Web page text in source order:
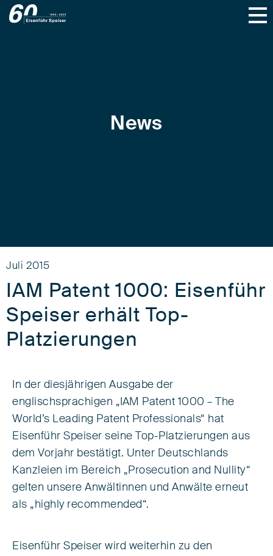
News
Juli 2015
IAM Patent 1000: Eisenführ
Speiser erhält Top-
Platzierungen
In der diesjährigen Ausgabe der
englischsprachigen „IAM Patent 1000 – The
World’s Leading Patent Professionals“ hat
Eisenführ Speiser seine Top-Platzierungen aus
dem Vorjahr bestätigt. Unter Deutschlands
Kanzleien im Bereich „Prosecution and Nullity“
gelten unsere Anwältinnen und Anwälte erneut
als „highly recommended“.
Eisenführ Speiser wird weiterhin zu den